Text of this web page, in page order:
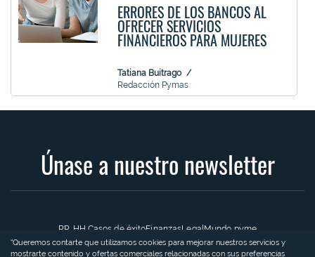
ERRORES DE LOS BANCOS AL
OFRECER SERVICIOS
FINANCIEROS PARA MUJERES
Tatiana Buitrago
Redacción Pymas
Únase a nuestro newsletter
RR. HH. Casos de éxitoFinanzasLegalMundo pyme
“Queremos contarte que utilizamos cookies para mejorar nuestros servicios y
mostrarte contenido y ofertas comerciales relacionadas con sus preferencias